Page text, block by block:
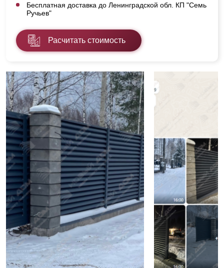
Бесплатная доставка до Ленинградской обл. КП "Семь
Ручьев"
Расчитать стоимость